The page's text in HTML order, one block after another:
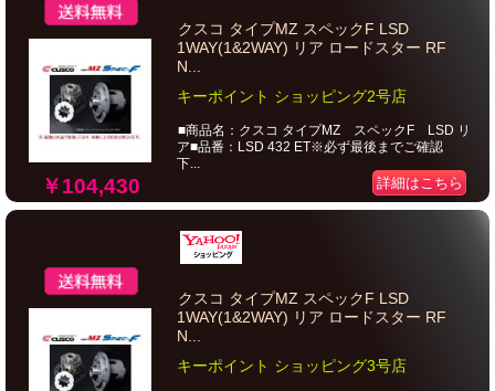
￥104,430
クスコ タイプMZ スペックF LSD
1WAY(1&2WAY) リア ロードスター RF
N...
キーポイント ショッピング2号店
■商品名：クスコ タイプMZ スペックF LSD リ
ア■品番：LSD 432 ET※必ず最後までご確認
下...
詳細はこちら
クスコ タイプMZ スペックF LSD
1WAY(1&2WAY) リア ロードスター RF
N...
キーポイント ショッピング3号店